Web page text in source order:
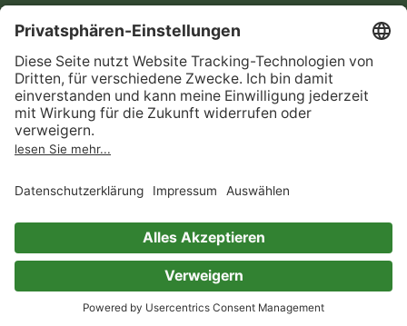
AGB
Informationen nach Data
Act
Verträge hier kündigen
Impressum
Immer ein gutes Buch